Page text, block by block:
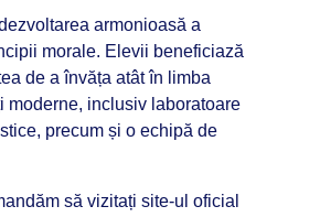
armonioasă a
morale. Elevii beneficiază
de a învăța atât în limba
moderne, inclusiv laboratoare
precum și o echipă de
să vizitați site-ul oficial